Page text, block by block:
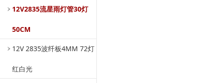
12V2835流星雨灯管30灯
50CM
12V 2835波纤板4MM 72灯
红白光